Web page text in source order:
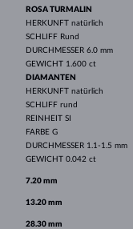
ROSA TURMALIN
HERKUNFT natürlich
SCHLIFF Rund
DURCHMESSER 6.0 mm
GEWICHT 1.600 ct
DIAMANTEN
HERKUNFT natürlich
SCHLIFF rund
REINHEIT SI
FARBE G
DURCHMESSER 1.1-1.5 mm
GEWICHT 0.042 ct
7.20 mm
13.20 mm
28.30 mm